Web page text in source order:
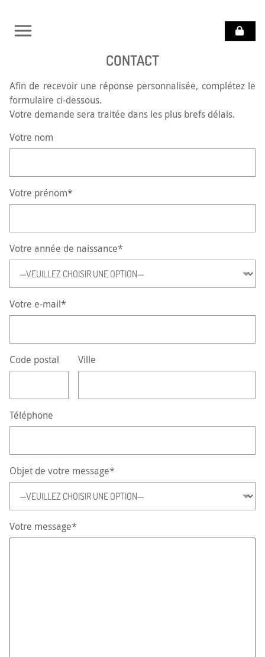
RECONSTRUCTION
POSTURALE ?
VOCATION
DU
COLLÈGE
QUESTIONS
DIVERSES
UN
PRATICIEN
CONTACT
CONTACT
Afin de recevoir une réponse personnalisée, complétez le
formulaire ci-dessous.
Votre demande sera traitée dans les plus brefs délais.
Votre nom
Votre prénom*
Votre année de naissance*
Votre e-mail*
Code postal Ville
Téléphone
Objet de votre message*
Votre message*